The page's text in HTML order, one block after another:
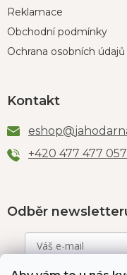
Reklamace
Obchodní podmínky
Ochrana osobních údajů
Kontakt
eshop@
+420 477 477 057
Odběr